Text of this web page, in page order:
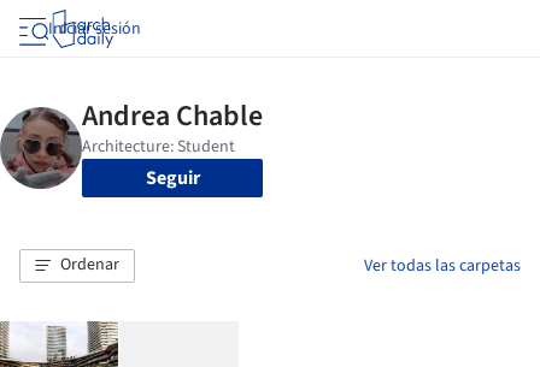
Iniciar sesión
Seguir
Ordenar Ver todas las carpetas